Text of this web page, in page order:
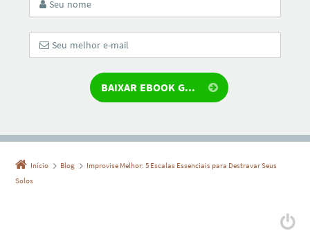
Início Blog
Improvise Melhor: 5 Escalas Essenciais para Destravar Seus
Solos